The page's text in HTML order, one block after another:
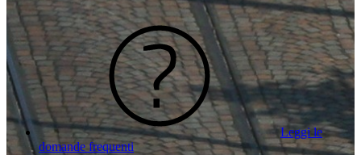
Leggi le
domande frequenti